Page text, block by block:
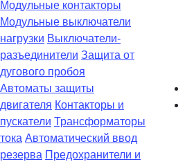
Модульные контакторы
Модульные выключатели
нагрузки Выключатели-
разъединители Защита от
дугового пробоя
Автоматы защиты
двигателя Контакторы и
пускатели Трансформаторы
тока Автоматический ввод
резерва Предохранители и